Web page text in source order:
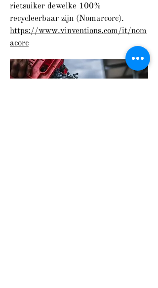
rietsuiker dewelke 100%
recycleerbaar zijn (Nomarcorc).
https://www.vinventions.com/it/nom
acorc